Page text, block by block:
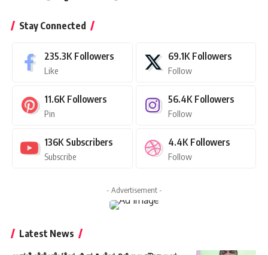
Stay Connected
235.3K Followers
Like
69.1K Followers
Follow
11.6K Followers
Pin
56.4K Followers
Follow
136K Subscribers
Subscribe
4.4K Followers
Follow
- Advertisement -
Latest News